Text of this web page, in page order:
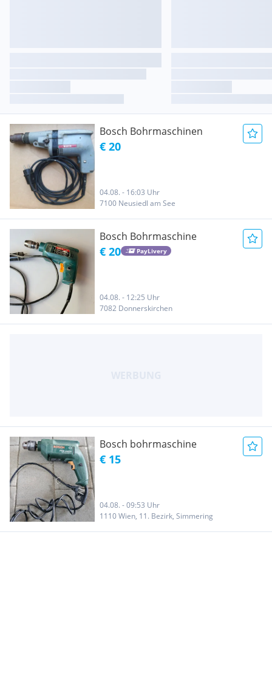
Bosch Bohrmaschinen
€ 20
04.08. - 16:03 Uhr
7100 Neusiedl am See
Bosch Bohrmaschine
€ 20 PayLivery
04.08. - 12:25 Uhr
7082 Donnerskirchen
Bosch bohrmaschine
€ 15
04.08. - 09:53 Uhr
1110 Wien, 11. Bezirk, Simmering